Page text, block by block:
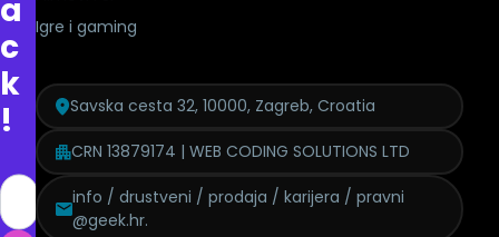
a
c
k
!
Igre i gaming
Savska cesta 32, 10000, Zagreb, Croatia
CRN 13879174 | WEB CODING SOLUTIONS LTD
info / drustveni / prodaja / karijera / pravni
@geek.hr.